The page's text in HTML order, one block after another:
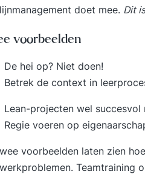
doet mee. Dit
voorbeelden
De hei op? Niet doen!
Betrek de context in
Lean-projecten wel succesvol
Regie voeren op
voorbeelden laten zien
Teamtraining